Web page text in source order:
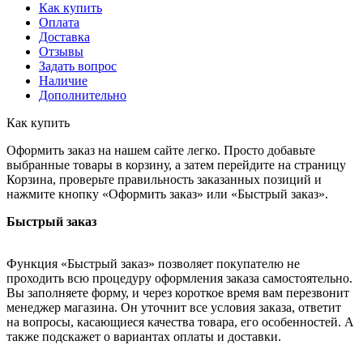
Как купить
Оплата
Доставка
Отзывы
Задать вопрос
Наличие
Дополнительно
Как купить
Оформить заказ на нашем сайте легко. Просто добавьте
выбранные товары в корзину, а затем перейдите на страницу
Корзина, проверьте правильность заказанных позиций и
нажмите кнопку «Оформить заказ» или «Быстрый заказ».
Быстрый заказ
Функция «Быстрый заказ» позволяет покупателю не
проходить всю процедуру оформления заказа самостоятельно.
Вы заполняете форму, и через короткое время вам перезвонит
менеджер магазина. Он уточнит все условия заказа, ответит
на вопросы, касающиеся качества товара, его особенностей. А
также подскажет о вариантах оплаты и доставки.